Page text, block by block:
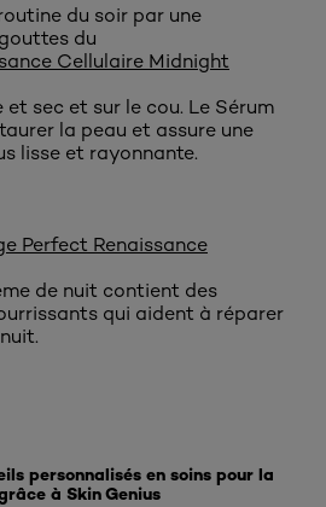
du soir par une
du
Cellulaire Midnight
sec et sur le cou. Le Sérum
la peau et assure une
lisse et rayonnante.
Perfect Renaissance
de nuit contient des
qui aident à réparer
personnalisés en soins pour la
à Skin Genius